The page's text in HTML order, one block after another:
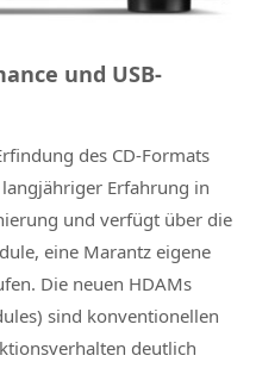
und USB-
des CD-Formats
Erfahrung in
und verfügt über die
eine Marantz eigene
Die neuen HDAMs
sind konventionellen
deutlich